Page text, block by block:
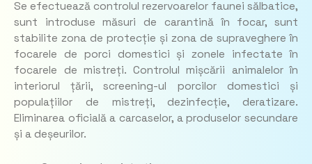
Se efectuează controlul rezervoarelor faunei sălbatice,
sunt introduse măsuri de carantină în focar, sunt
stabilite zona de protecție și zona de supraveghere în
focarele de porci domestici și zonele infectate în
focarele de mistreți. Controlul mișcării animalelor în
interiorul țării, screening-ul porcilor domestici și
populațiilor de mistreți, dezinfecție, deratizare.
Eliminarea oficială a carcaselor, a produselor secundare
și a deșeurilor.